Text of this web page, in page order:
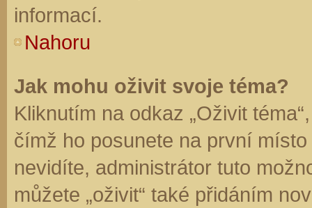
informací.
Nahoru
Jak mohu oživit svoje téma?
Kliknutím na odkaz „Oživit
čímž ho posunete na první
nevidíte, administrátor tuto
můžete „oživit“ také přidáním